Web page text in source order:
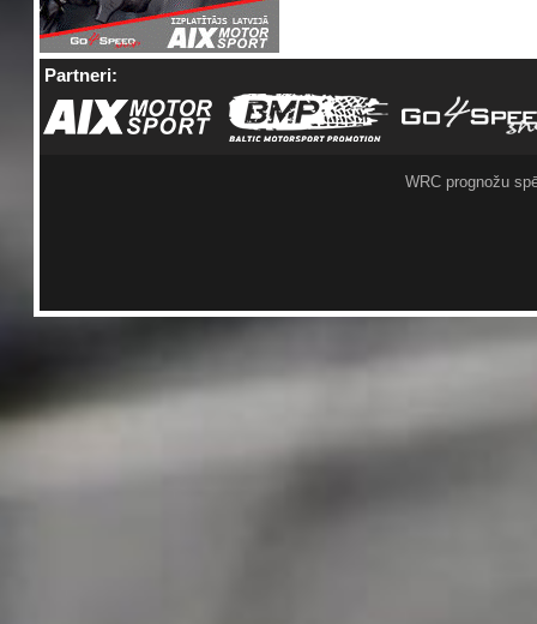
Partneri:
WRC prognožu